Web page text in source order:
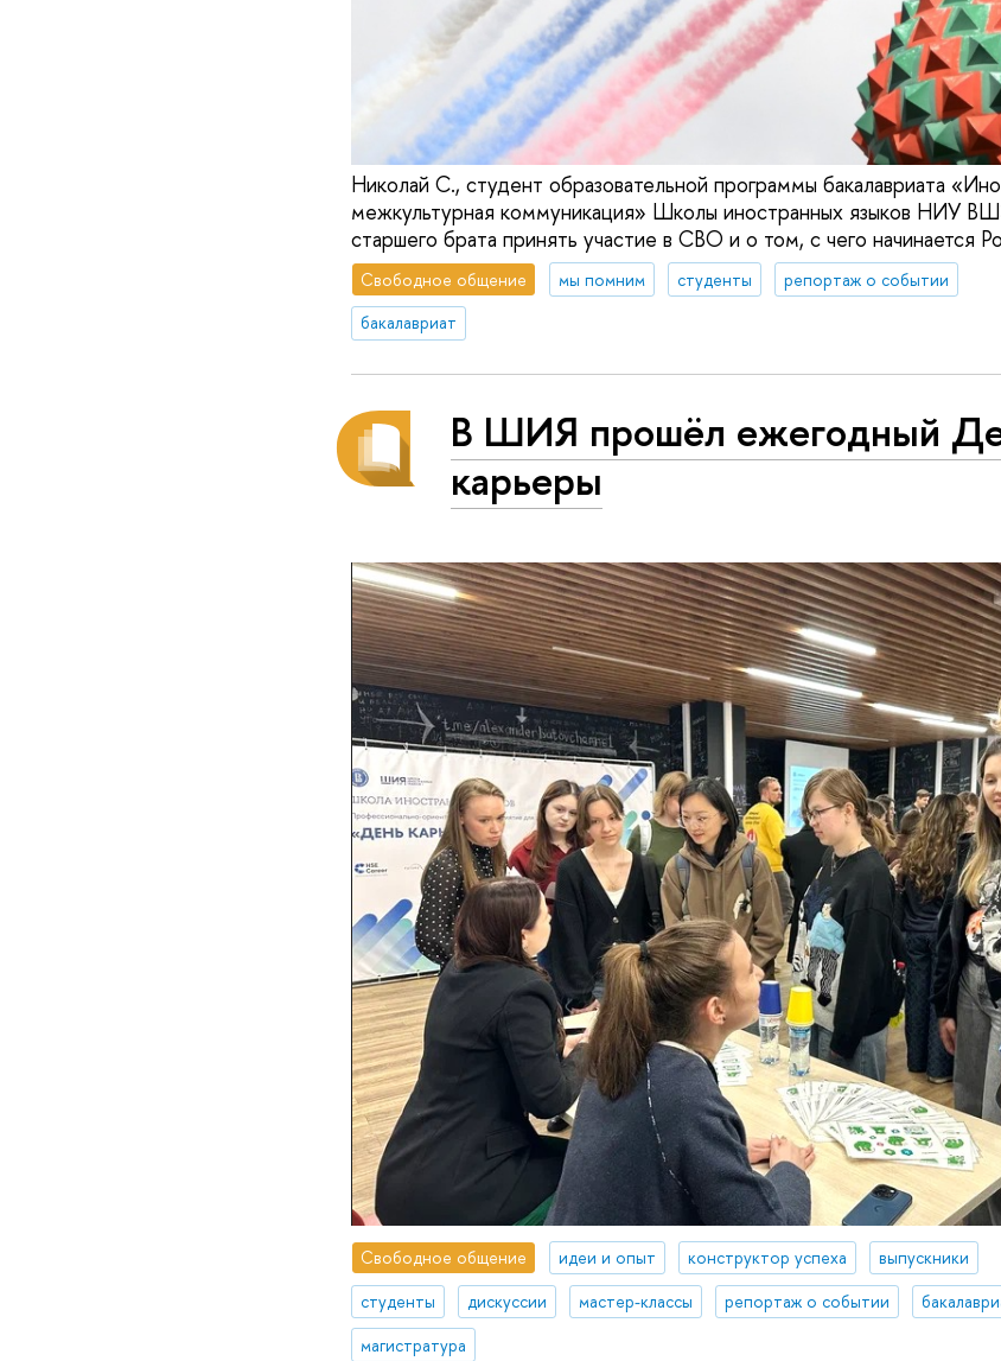
Николай С., студент образовательной программы бакалавриата
межкультурная коммуникация» Школы иностранных языков НИУ
старшего брата принять участие в СВО и о том, с чего начинается
Свободное общение мы помним студенты
репортаж о событии
бакалавриат
В ШИЯ прошёл ежегодный
карьеры
Свободное общение идеи и опыт конструктор успеха
выпускники
студенты
дискуссии мастер-классы репортаж о событии
магистратура